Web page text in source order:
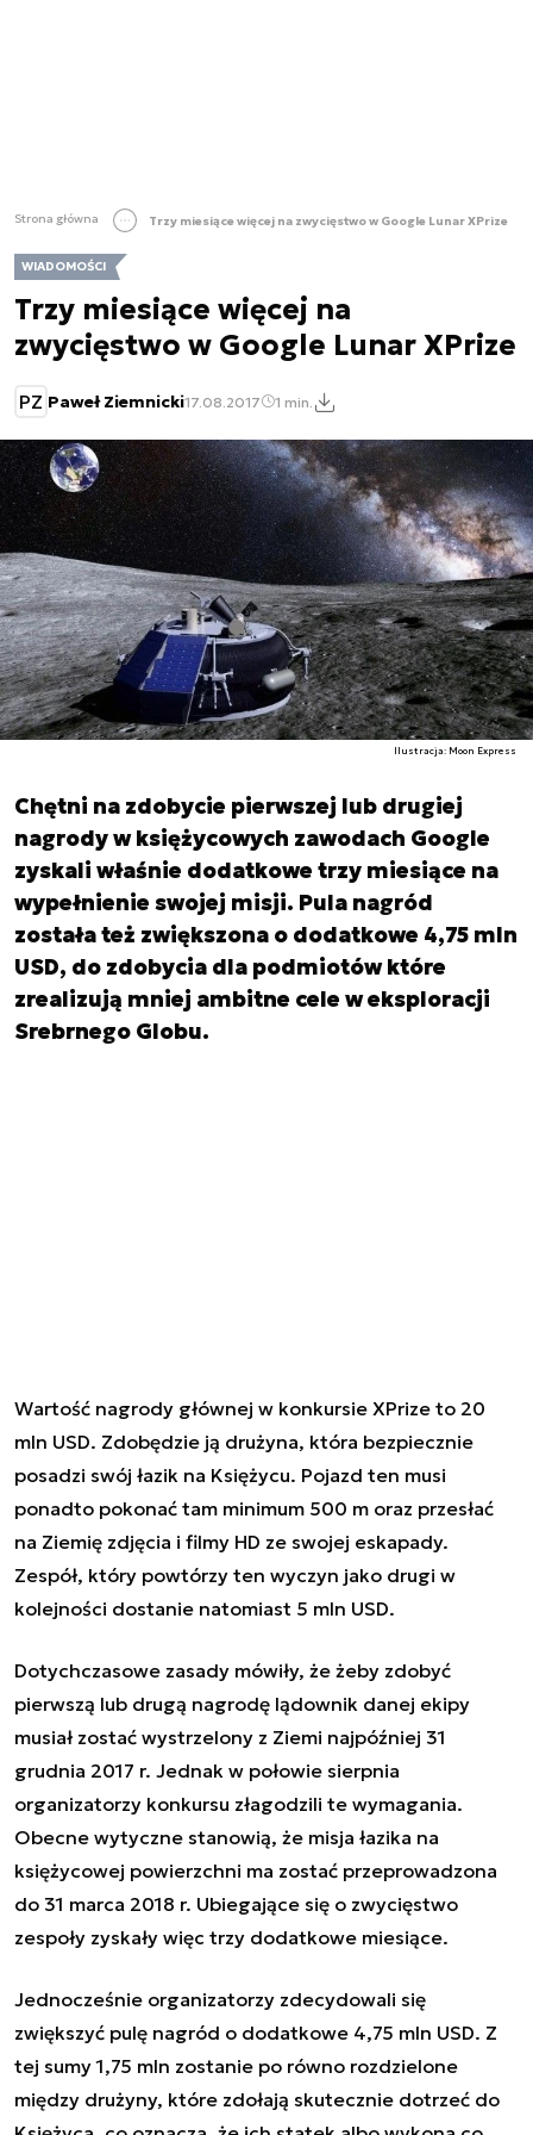
Strona główna Trzy miesiące więcej na zwycięstwo w Google Lunar XPrize
WIADOMOŚCI
Trzy miesiące więcej na
zwycięstwo w Google Lunar XPrize
PZ Paweł Ziemnicki17.08.2017 1 min.
Ilustracja: Moon Express
Chętni na zdobycie pierwszej lub drugiej
nagrody w księżycowych zawodach Google
zyskali właśnie dodatkowe trzy miesiące na
wypełnienie swojej misji. Pula nagród
została też zwiększona o dodatkowe 4,75 mln
USD, do zdobycia dla podmiotów które
zrealizują mniej ambitne cele w eksploracji
Srebrnego Globu.
Wartość nagrody głównej w konkursie XPrize to 20
mln USD. Zdobędzie ją drużyna, która bezpiecznie
posadzi swój łazik na Księżycu. Pojazd ten musi
ponadto pokonać tam minimum 500 m oraz przesłać
na Ziemię zdjęcia i filmy HD ze swojej eskapady.
Zespół, który powtórzy ten wyczyn jako drugi w
kolejności dostanie natomiast 5 mln USD.
Dotychczasowe zasady mówiły, że żeby zdobyć
pierwszą lub drugą nagrodę lądownik danej ekipy
musiał zostać wystrzelony z Ziemi najpóźniej 31
grudnia 2017 r. Jednak w połowie sierpnia
organizatorzy konkursu złagodzili te wymagania.
Obecne wytyczne stanowią, że misja łazika na
księżycowej powierzchni ma zostać przeprowadzona
do 31 marca 2018 r. Ubiegające się o zwycięstwo
zespoły zyskały więc trzy dodatkowe miesiące.
Jednocześnie organizatorzy zdecydowali się
zwiększyć pulę nagród o dodatkowe 4,75 mln USD. Z
tej sumy 1,75 mln zostanie po równo rozdzielone
między drużyny, które zdołają skutecznie dotrzeć do